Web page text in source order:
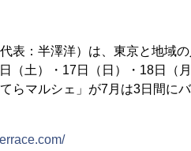
表：半澤洋）は、東京と地域
（土）・17日（日）・18日（
らマルシェ」が7月は3日間に